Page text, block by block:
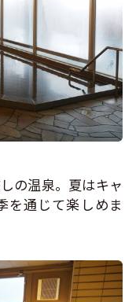
の温泉。夏はキャ
を通じて楽しめま